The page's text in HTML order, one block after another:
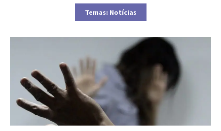
Temas: Notícias